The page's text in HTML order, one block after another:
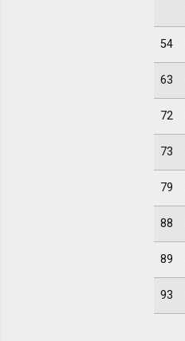
54
63
72
73
79
88
89
93